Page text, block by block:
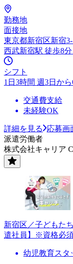
勤務地
面接地
東京都新宿区新宿
西武新宿駅 徒歩8
シフト
1日3時間 週3日か
交通費支給
未経験OK
詳細を見る
応募画
派遣労働者
株式会社キャリア
新宿区／子どもた
遣社員】※資格必
幼児教育スタ